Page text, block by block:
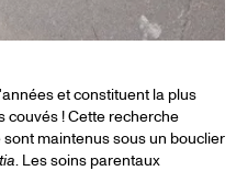
et constituent la plus
couvés ! Cette recherche
maintenus sous un bouclier
. Les soins parentaux